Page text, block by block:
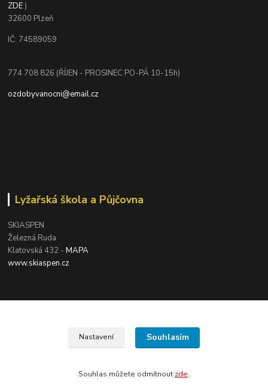
ZDE)
32600 Plzeň
IČ: 74589059
774 708 826 (ŘÍJEN - PROSINEC PO-PÁ 10-15h)
ozdobyvanocni@email.cz
Lyžařská škola a Půjčovna
SKIASPEN
Železná Ruda
Klatovská 432 -MAPA
www.skiaspen.cz
Nastavení Souhlasím
Souhlas můžete odmítnout zde.